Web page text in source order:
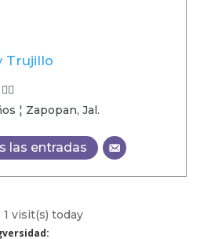
Trujillo
¦ Zapopan, Jal.
las entradas
visit(s) today